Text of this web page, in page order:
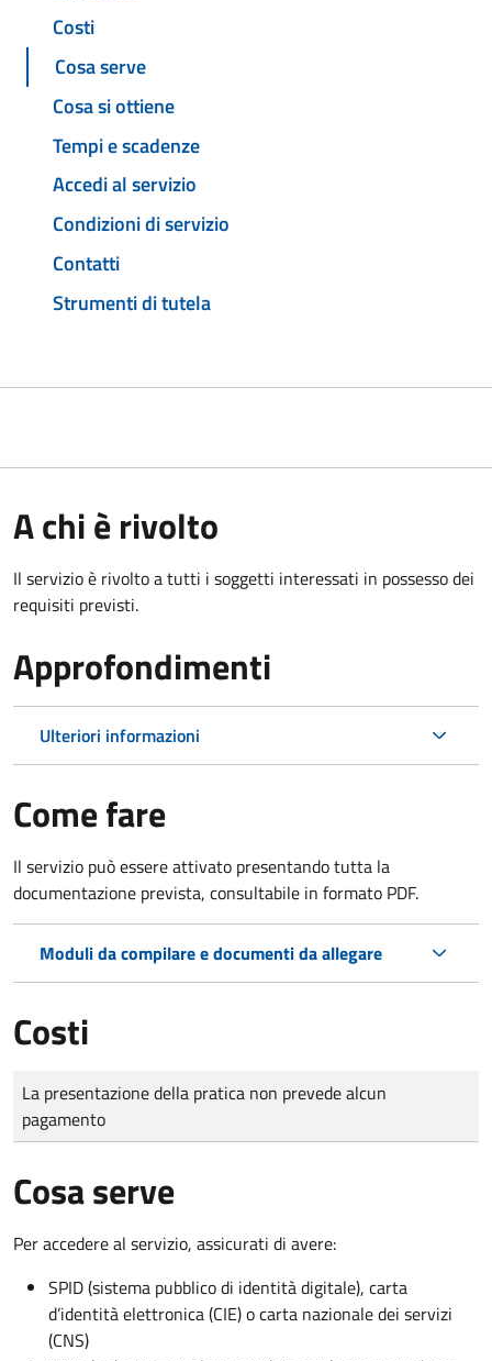
Costi
Cosa serve
Cosa si ottiene
Tempi e scadenze
Accedi al servizio
Condizioni di servizio
Contatti
Strumenti di tutela
A chi è rivolto
Il servizio è rivolto a tutti i soggetti interessati in possesso dei
requisiti previsti.
Approfondimenti
Ulteriori informazioni
Come fare
Il servizio può essere attivato presentando tutta la
documentazione prevista, consultabile in formato PDF.
Moduli da compilare e documenti da allegare
Costi
Tipo di pagamento
Importo
La presentazione della pratica non prevede alcun
pagamento
Cosa serve
Per accedere al servizio, assicurati di avere:
SPID (sistema pubblico di identità digitale), carta
d’identità elettronica (CIE) o carta nazionale dei servizi
(CNS)